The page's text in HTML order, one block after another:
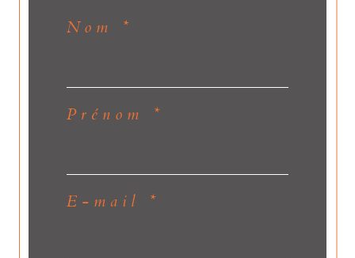
Nom *
Prénom *
E-mail *